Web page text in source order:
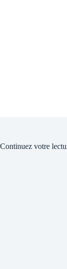
Continuez votre